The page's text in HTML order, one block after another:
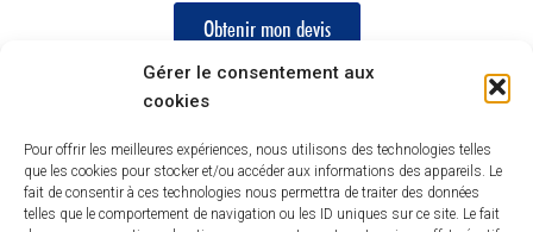
Gérer le consentement aux
cookies
Pour offrir les meilleures expériences, nous utilisons des technologies telles
que les cookies pour stocker et/ou accéder aux informations des appareils. Le
fait de consentir à ces technologies nous permettra de traiter des données
telles que le comportement de navigation ou les ID uniques sur ce site. Le fait
Obtenir mon devis
Paiement en 3 ou 4 fois sans frais